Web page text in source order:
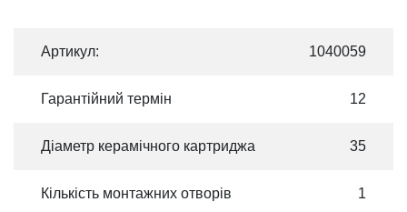
Артикул: 1040059
Гарантійний термін 12
Діаметр керамічного картриджа 35
Кількість монтажних отворів 1